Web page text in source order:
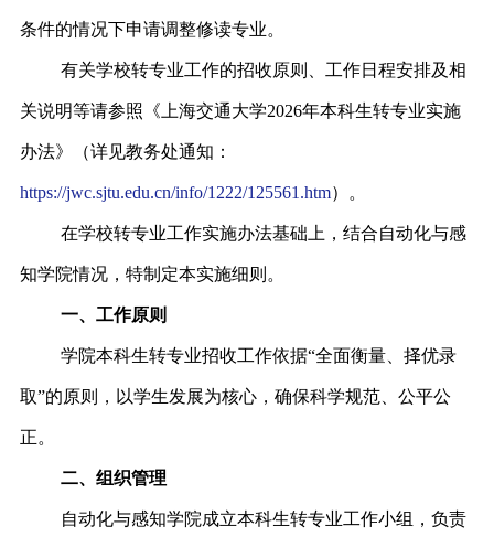
条件的情况下申请调整修读专业。
有关学校转专业工作的招收原则、工作日程安排及相
关说明等请参照《上海交通大学2026年本科生转专业实施
办法》（详见教务处通知：
https://jwc.sjtu.edu.cn/info/1222/125561.htm）。
在学校转专业工作实施办法基础上，结合自动化与感
知学院情况，特制定本实施细则。
一、工作原则
学院本科生转专业招收工作依据“全面衡量、择优录
取”的原则，以学生发展为核心，确保科学规范、公平公
正。
二、组织管理
自动化与感知学院成立本科生转专业工作小组，负责